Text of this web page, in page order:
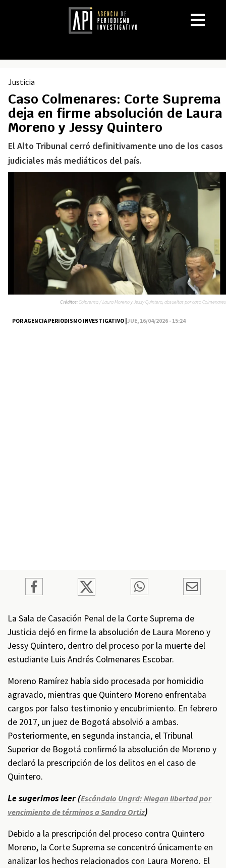
Justicia
Caso Colmenares: Corte Suprema
deja en firme absolución de Laura
Moreno y Jessy Quintero
El Alto Tribunal cerró definitivamente uno de los casos
judiciales más mediáticos del país.
POR AGENCIA PERIODISMO INVESTIGATIVO |JUE, 16/04/2026 - 15:24
Créditos:Colprensa / Laura Moreno y Jessy Quintero, absueltas por caso Colmenares
La Sala de Casación Penal de la Corte Suprema de
Justicia dejó en firme la absolución de Laura Moreno y
Jessy Quintero, dentro del proceso por la muerte del
estudiante Luis Andrés Colmenares Escobar.
Moreno Ramírez había sido procesada por homicidio
agravado, mientras que Quintero Moreno enfrentaba
cargos por falso testimonio y encubrimiento. En febrero
de 2017, un juez de Bogotá absolvió a ambas.
Posteriormente, en segunda instancia, el Tribunal
Superior de Bogotá confirmó la absolución de Moreno y
declaró la prescripción de los delitos en el caso de
Quintero.
Le sugerimos leer (Escándalo Ungrd: Niegan libertad por
vencimiento de términos a Sandra Ortiz)
Debido a la prescripción del proceso contra Quintero
Moreno, la Corte Suprema se concentró únicamente en
analizar los hechos relacionados con Laura Moreno. El